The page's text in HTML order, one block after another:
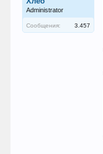
Administrator
Сообщения: 3.457